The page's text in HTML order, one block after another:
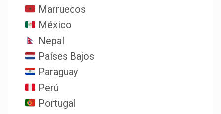
Marruecos
México
Nepal
Países Bajos
Paraguay
Perú
Portugal